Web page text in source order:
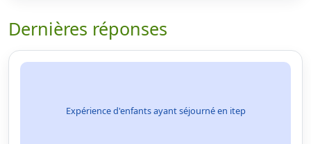
Dernières réponses
Expérience d'enfants ayant séjourné en itep